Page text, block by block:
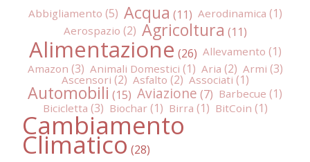
Abbigliamento Acqua
Aerodinamica
Aerospazio
Agricoltura
Alimentazione
Allevamento
Amazon
Animali Domestici Aria
Armi
Ascensori
Asfalto Associati
Automobili Aviazione
Barbecue
Bicicletta
Biochar Birra BitCoin
Cambiamento
Climatico